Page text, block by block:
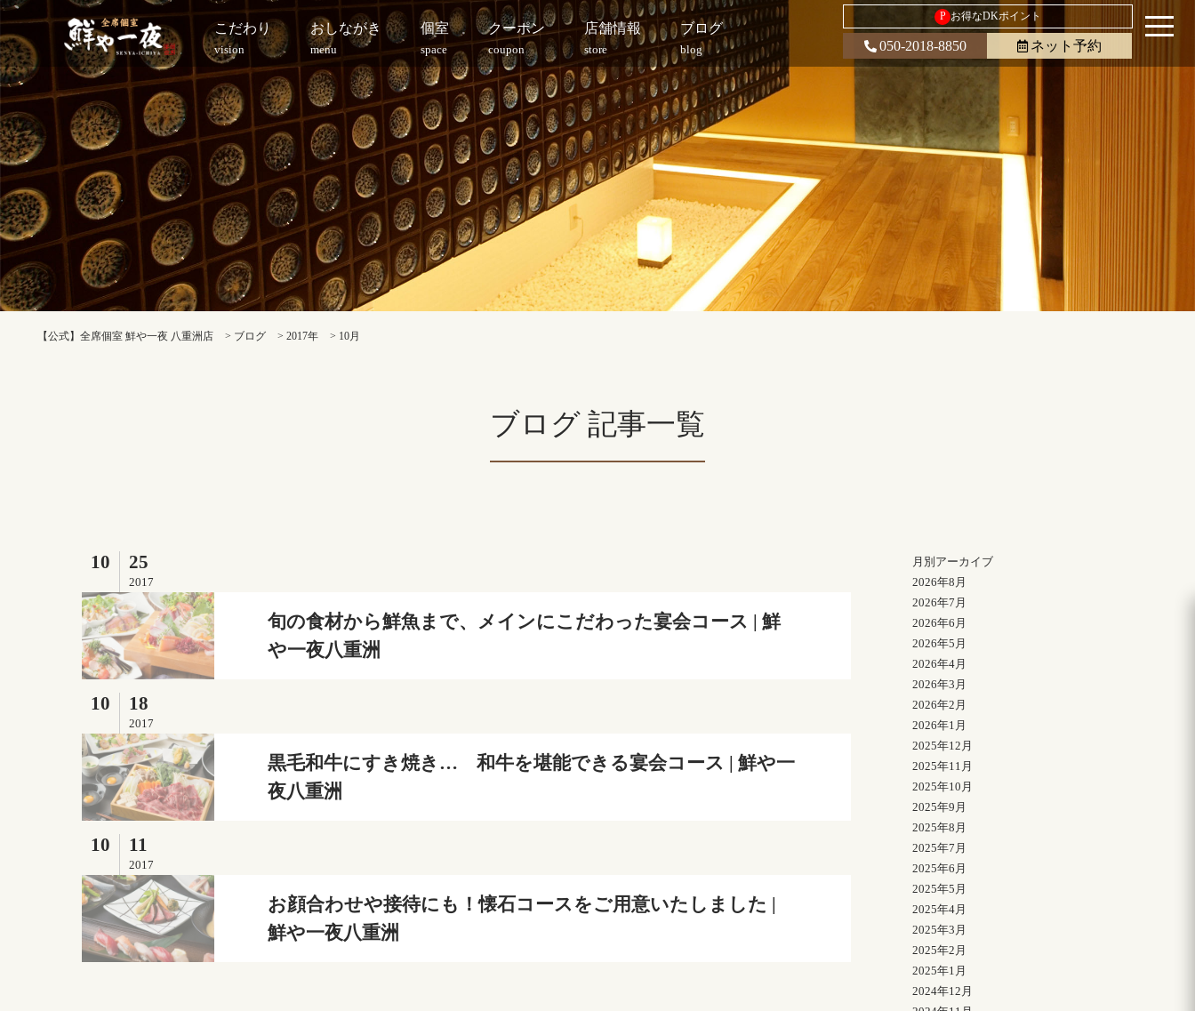
こだわり
vision
おしながき
menu
個室
space
クーポン
coupon
店舗情報
store
ブログ
blog
P お得なDKポイント
050-2018-8850 ネット予約
【公式】全席個室 鮮や一夜 八重洲店 > ブログ > 2017年 > 10月
ブログ 記事一覧
10 25
2017
旬の食材から鮮魚まで、メインにこだわった宴会コース | 鮮
や一夜八重洲
10 18
2017
黒毛和牛にすき焼き… 和牛を堪能できる宴会コース | 鮮や一
夜八重洲
10 11
2017
お顔合わせや接待にも！懐石コースをご用意いたしました |
鮮や一夜八重洲
月別アーカイブ
2026年8月
2026年7月
2026年6月
2026年5月
2026年4月
2026年3月
2026年2月
2026年1月
2025年12月
2025年11月
2025年10月
2025年9月
2025年8月
2025年7月
2025年6月
2025年5月
2025年4月
2025年3月
2025年2月
2025年1月
2024年12月